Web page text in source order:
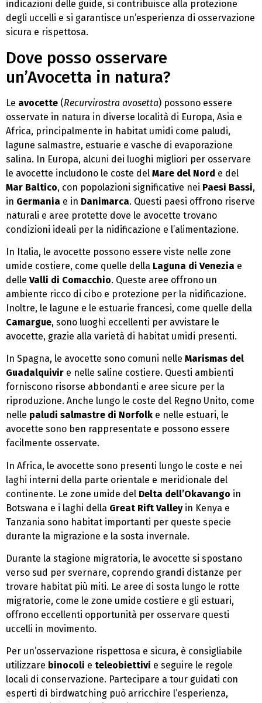
indicazioni delle guide, si contribuisce alla protezione
degli uccelli e si garantisce un’esperienza di osservazione
sicura e rispettosa.
Dove posso osservare
un’Avocetta in natura?
Le avocette (Recurvirostra avosetta) possono essere
osservate in natura in diverse località di Europa, Asia e
Africa, principalmente in habitat umidi come paludi,
lagune salmastre, estuarie e vasche di evaporazione
salina. In Europa, alcuni dei luoghi migliori per osservare
le avocette includono le coste del Mare del Nord e del
Mar Baltico, con popolazioni significative nei Paesi Bassi,
in Germania e in Danimarca. Questi paesi offrono riserve
naturali e aree protette dove le avocette trovano
condizioni ideali per la nidificazione e l’alimentazione.
In Italia, le avocette possono essere viste nelle zone
umide costiere, come quelle della Laguna di Venezia e
delle Valli di Comacchio. Queste aree offrono un
ambiente ricco di cibo e protezione per la nidificazione.
Inoltre, le lagune e le estuarie francesi, come quelle della
Camargue, sono luoghi eccellenti per avvistare le
avocette, grazie alla varietà di habitat umidi presenti.
In Spagna, le avocette sono comuni nelle Marismas del
Guadalquivir e nelle saline costiere. Questi ambienti
forniscono risorse abbondanti e aree sicure per la
riproduzione. Anche lungo le coste del Regno Unito, come
nelle paludi salmastre di Norfolk e nelle estuari, le
avocette sono ben rappresentate e possono essere
facilmente osservate.
In Africa, le avocette sono presenti lungo le coste e nei
laghi interni della parte orientale e meridionale del
continente. Le zone umide del Delta dell’Okavango in
Botswana e i laghi della Great Rift Valleyin Kenya e
Tanzania sono habitat importanti per queste specie
durante la migrazione e la sosta invernale.
Durante la stagione migratoria, le avocette si spostano
verso sud per svernare, coprendo grandi distanze per
trovare habitat più miti. Le aree di sosta lungo le rotte
migratorie, come le zone umide costiere e gli estuari,
offrono eccellenti opportunità per osservare questi
uccelli in movimento.
Per un’osservazione rispettosa e sicura, è consigliabile
utilizzare binocoli e teleobiettivi e seguire le regole
locali di conservazione. Partecipare a tour guidati con
esperti di birdwatching può arricchire l’esperienza,